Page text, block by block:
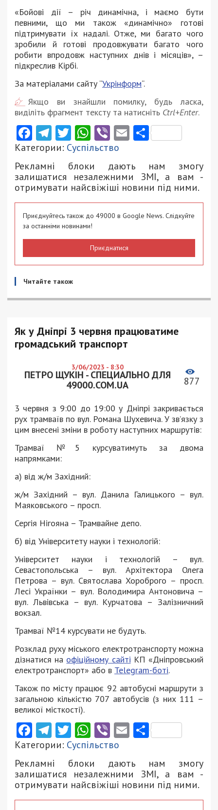
«Бойові дії – річ динамічна, і маємо бути
певними, що ми також «динамічно» готові
підтримувати їх надалі. Отже, ми багато чого
зробили й готові продовжувати багато чого
робити впродовж наступних днів і місяців», –
підкреслив Кірбі.
За матеріалами сайту “Укрінформ“.
Якщо ви знайшли помилку, будь ласка,
виділіть фрагмент тексту та натисніть Ctrl+Enter.
Facebook
Telegram
Twitter
WhatsApp
ViberEmail
Категории: Суспільство
Рекламні блоки дають нам змогу
залишатися незалежними ЗМІ, а вам -
отримувати найсвіжіші новини під ними.
Приєднуйтесь також до 49000 в Google News. Слідкуйте
за останніми новинами!
Приєднатися
Читайте також
Як у Дніпрі 3 червня працюватиме
громадський транспорт
3/06/2023 - 8:30
ПЕТРО ЩУКІН - СПЕЦИАЛЬНО ДЛЯ
49000.COM.UA
877
3 червня з 9:00 до 19:00 у Дніпрі закривається
рух трамваїв по вул. Романа Шухевича. У звʼязку з
цим внесені зміни в роботу наступних маршрутів:
Трамваї №5 курсуватимуть за двома
напрямками:
а) від ж/м Західний:
ж/м Західний – вул. Данила Галицького – вул.
Маяковського – просп.
Сергія Нігояна – Трамвайне депо.
б) від Університету науки і технологій:
Університет науки і технологій – вул.
Севастопольська – вул. Архітектора Олега
Петрова – вул. Святослава Хороброго – просп.
Лесі Українки – вул. Володимира Антоновича –
вул. Львівська – вул. Курчатова – Залізничний
вокзал.
Трамваї №14 курсувати не будуть.
Розклад руху міського електротранспорту можна
дізнатися на офіційному сайті КП «Дніпровський
електротранспорт» або в Telegram-боті.
Також по місту працює 92 автобусні маршрути з
загальною кількістю 707 автобусів (з них 111 –
великої місткості).
Facebook
Telegram
Twitter
WhatsApp
ViberEmail
Категории: Суспільство
Рекламні блоки дають нам змогу
залишатися незалежними ЗМІ, а вам -
отримувати найсвіжіші новини під ними.